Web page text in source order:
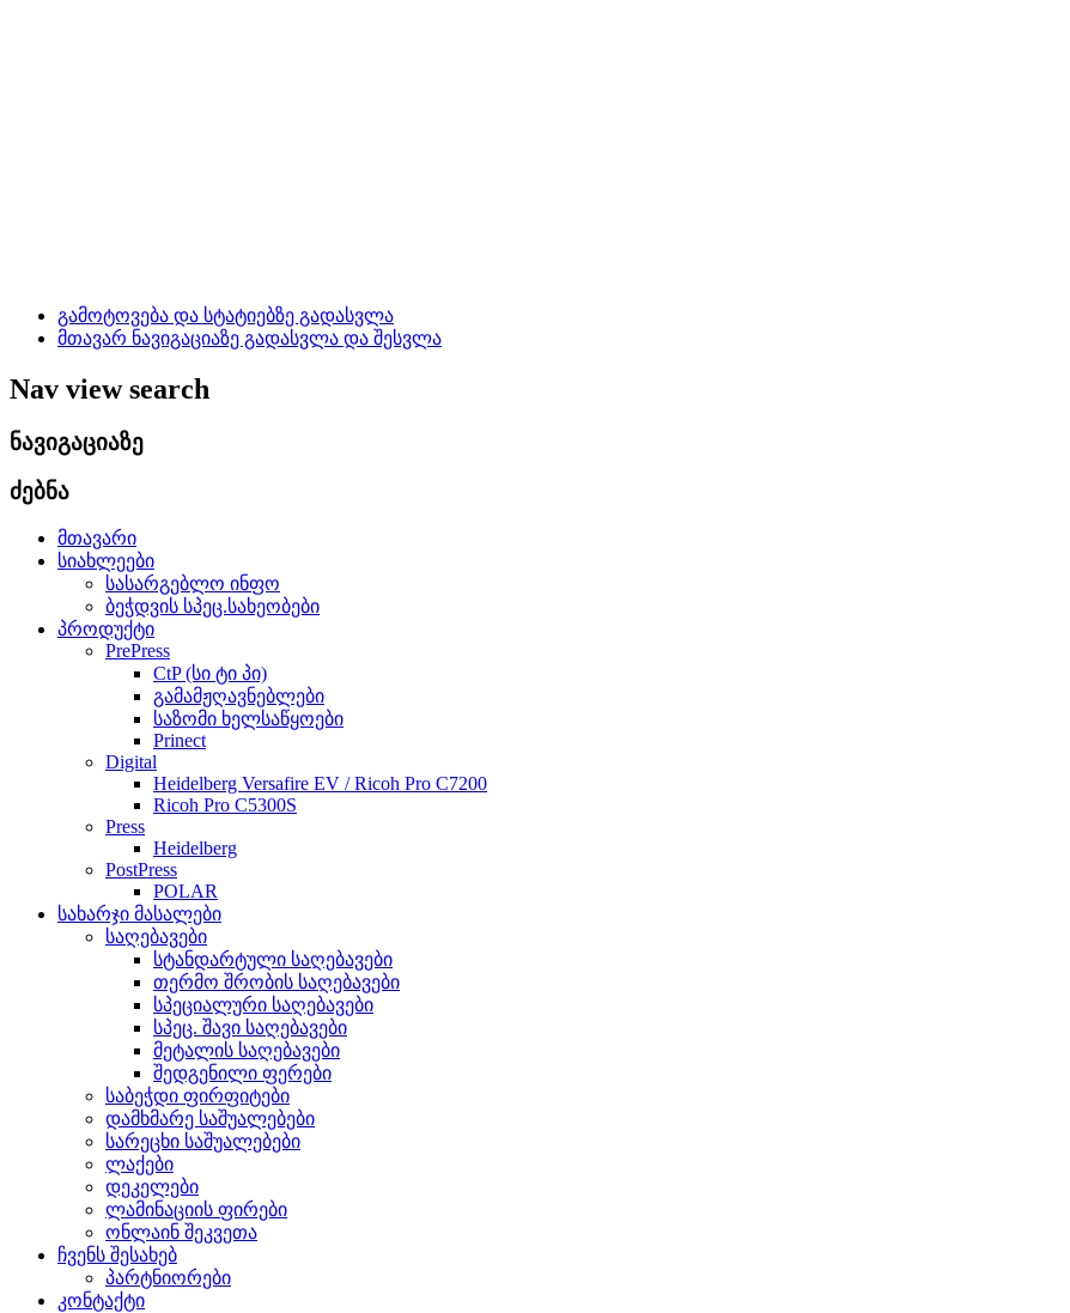
გამოტოვება და სტატიებზე გადასვლა
მთავარ ნავიგაციაზე გადასვლა და შესვლა
Nav view search
ნავიგაციაზე
ძებნა
მთავარი
სიახლეები
სასარგებლო ინფო
ბეჭდვის სპეც.სახეობები
პროდუქტი
PrePress
CtP (სი ტი პი)
გამამჟღავნებლები
საზომი ხელსაწყოები
Prinect
Digital
Heidelberg Versafire EV / Ricoh Pro C7200
Ricoh Pro C5300S
Press
Heidelberg
PostPress
POLAR
სახარჯი მასალები
საღებავები
სტანდარტული საღებავები
თერმო შრობის საღებავები
სპეციალური საღებავები
სპეც. შავი საღებავები
მეტალის საღებავები
შედგენილი ფერები
საბეჭდი ფირფიტები
დამხმარე საშუალებები
სარეცხი საშუალებები
ლაქები
დეკელები
ლამინაციის ფირები
ონლაინ შეკვეთა
ჩვენს შესახებ
პარტნიორები
კონტაქტი